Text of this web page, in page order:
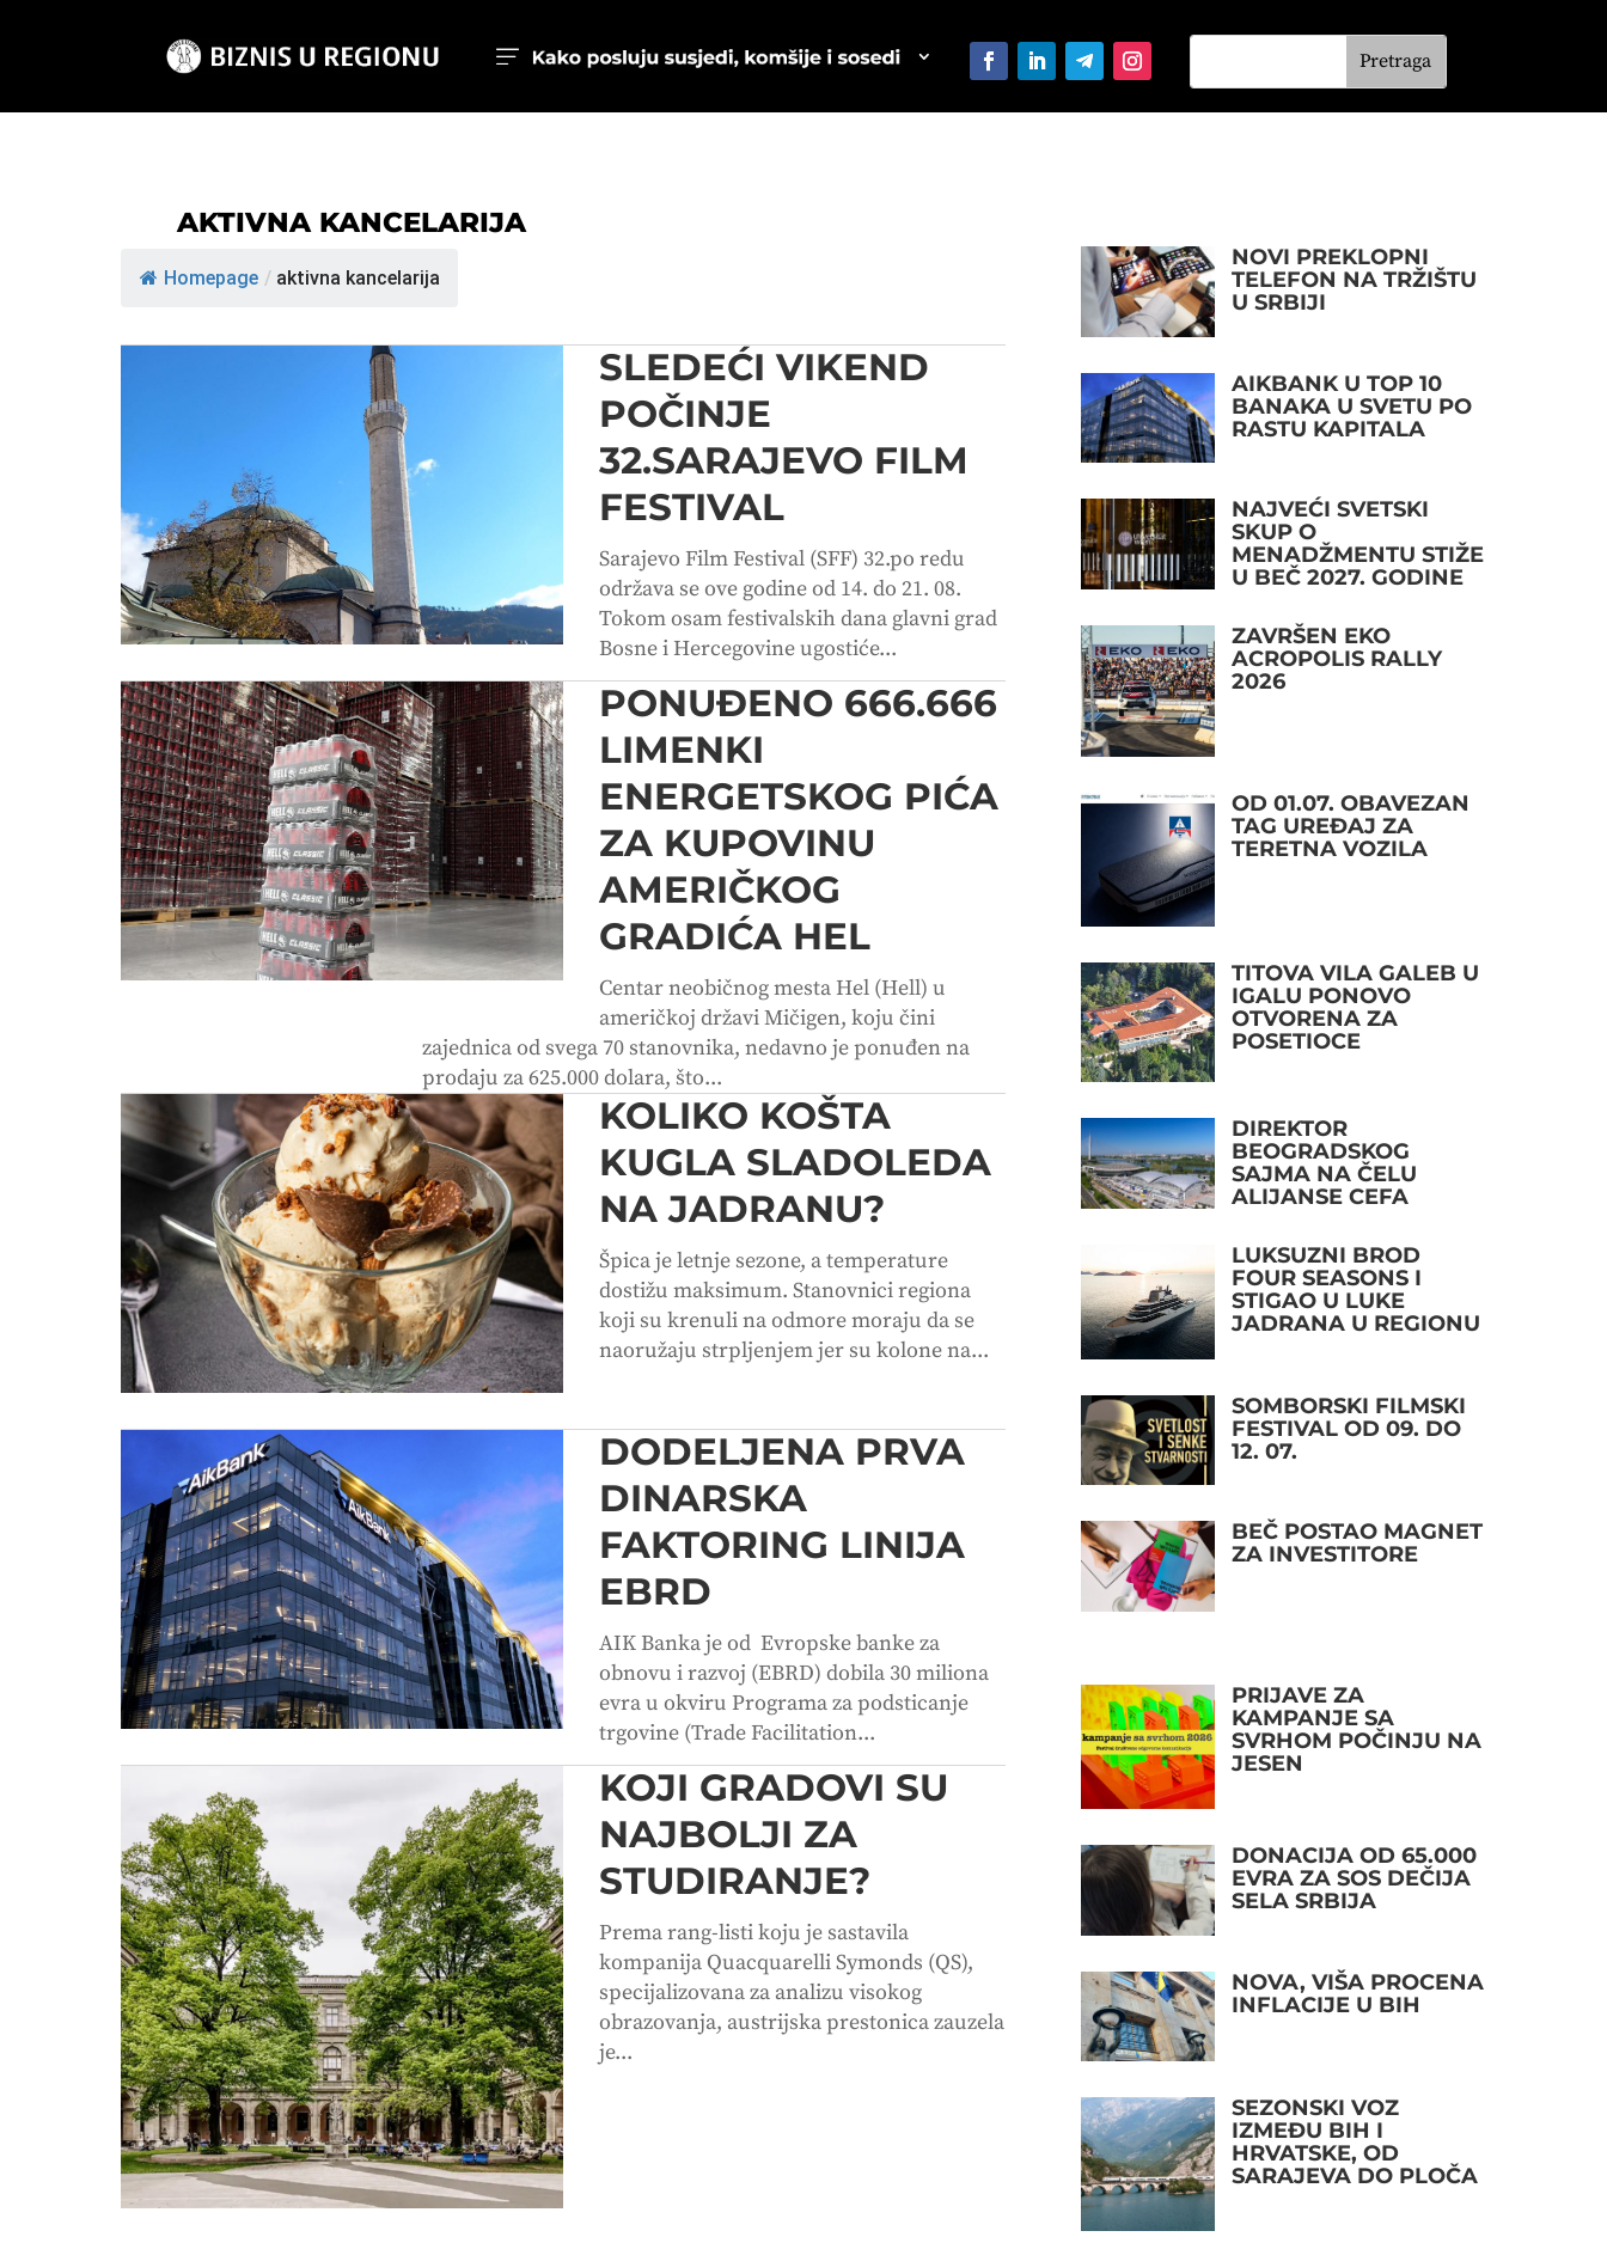
AKTIVNA KANCELARIJA
Homepage / aktivna kancelarija
SLEDEĆI VIKEND
POČINJE
32.SARAJEVO FILM
FESTIVAL
Sarajevo Film Festival (SFF) 32.po redu
održava se ove godine od 14. do 21. 08.
Tokom osam festivalskih dana glavni grad
Bosne i Hercegovine ugostiće...
PONUĐENO 666.666
LIMENKI
ENERGETSKOG PIĆA
ZA KUPOVINU
AMERIČKOG
GRADIĆA HEL
Centar neobičnog mesta Hel (Hell) u
američkoj državi Mičigen, koju čini
zajednica od svega 70 stanovnika, nedavno je ponuđen na
prodaju za 625.000 dolara, što...
KOLIKO KOŠTA
KUGLA SLADOLEDA
NA JADRANU?
Špica je letnje sezone, a temperature
dostižu maksimum. Stanovnici regiona
koji su krenuli na odmore moraju da se
naoružaju strpljenjem jer su kolone na...
DODELJENA PRVA
DINARSKA
FAKTORING LINIJA
EBRD
AIK Banka je od Evropske banke za
obnovu i razvoj (EBRD) dobila 30 miliona
evra u okviru Programa za podsticanje
trgovine (Trade Facilitation...
KOJI GRADOVI SU
NAJBOLJI ZA
STUDIRANJE?
Prema rang-listi koju je sastavila
kompanija Quacquarelli Symonds (QS),
specijalizovana za analizu visokog
obrazovanja, austrijska prestonica zauzela
je...
NOVI PREKLOPNI
TELEFON NA TRŽIŠTU
U SRBIJI
AIKBANK U TOP 10
BANAKA U SVETU PO
RASTU KAPITALA
NAJVEĆI SVETSKI
SKUP O
MENADŽMENTU STIŽE
U BEČ 2027. GODINE
ZAVRŠEN EKO
ACROPOLIS RALLY
2026
OD 01.07. OBAVEZAN
TAG UREĐAJ ZA
TERETNA VOZILA
TITOVA VILA GALEB U
IGALU PONOVO
OTVORENA ZA
POSETIOCE
DIREKTOR
BEOGRADSKOG
SAJMA NA ČELU
ALIJANSE CEFA
LUKSUZNI BROD
FOUR SEASONS I
STIGAO U LUKE
JADRANA U REGIONU
SOMBORSKI FILMSKI
FESTIVAL OD 09. DO
12. 07.
BEČ POSTAO MAGNET
ZA INVESTITORE
PRIJAVE ZA
KAMPANJE SA
SVRHOM POČINJU NA
JESEN
DONACIJA OD 65.000
EVRA ZA SOS DEČIJA
SELA SRBIJA
NOVA, VIŠA PROCENA
INFLACIJE U BIH
SEZONSKI VOZ
IZMEĐU BIH I
HRVATSKE, OD
SARAJEVA DO PLOČA